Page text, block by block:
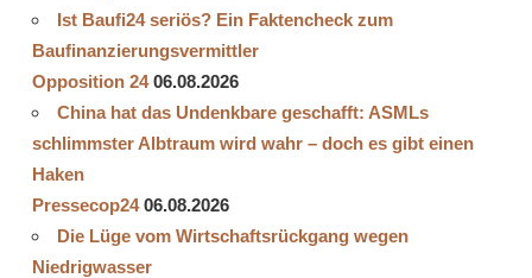
Ist Baufi24 seriös? Ein Faktencheck zum
Baufinanzierungsvermittler
Opposition 24 06.08.2026
China hat das Undenkbare geschafft: ASMLs
schlimmster Albtraum wird wahr – doch es gibt einen
Haken
Pressecop24 06.08.2026
Die Lüge vom Wirtschaftsrückgang wegen
Niedrigwasser